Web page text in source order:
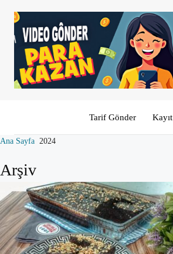
Tarif Gönder Kayıt
Ana Sayfa 2024
Arşiv